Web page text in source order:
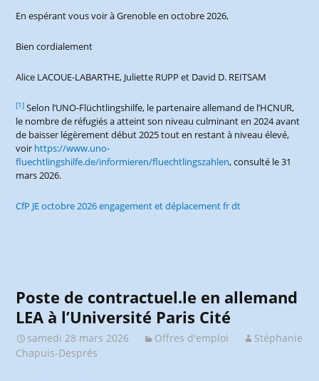
En espérant vous voir à Grenoble en octobre 2026,
Bien cordialement
Alice LACOUE-LABARTHE, Juliette RUPP et David D. REITSAM
[1] Selon l’UNO-Flüchtlingshilfe, le partenaire allemand de l’HCNUR,
le nombre de réfugiés a atteint son niveau culminant en 2024 avant
de baisser légèrement début 2025 tout en restant à niveau élevé,
voir https://www.uno-
fluechtlingshilfe.de/informieren/fluechtlingszahlen, consulté le 31
mars 2026.
CfP JE octobre 2026 engagement et déplacement fr dt
Poste de contractuel.le en allemand
LEA à l’Université Paris Cité
samedi 28 mars 2026 Offres d'emploi
Stéphanie
Chapuis-Després